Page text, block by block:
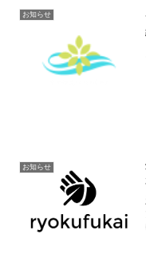
お知らせ
お知らせ